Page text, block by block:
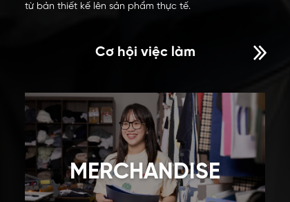
từ bản thiết kế lên sản phẩm thực tế.
Cơ hội việc làm
MERCHANDISE